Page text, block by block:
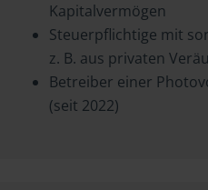
Kapitalvermögen
Steuerpflichtige mit
z. B. aus privaten
Betreiber einer
(seit 2022)